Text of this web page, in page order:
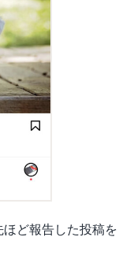
ほど報告した投稿を